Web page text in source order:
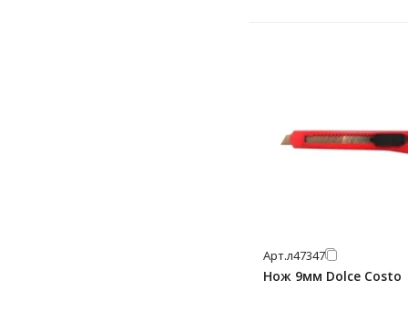
Арт.л47347
Нож 9мм Dolce Costo